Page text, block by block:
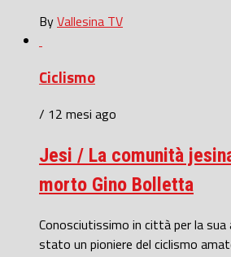
ByVallesina TV
Ciclismo
/ 12 mesi ago
Jesi / La comunità
morto Gino Bolletta
Conosciutissimo in città per la
stato un pioniere del ciclismo